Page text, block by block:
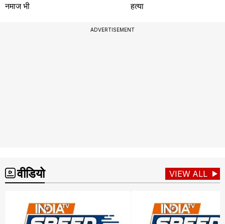
नमाज भी
हत्या
ADVERTISEMENT
वीडियो VIEW ALL